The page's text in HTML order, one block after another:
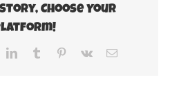
Choose Your
LinkedInTumblr Pinterest
Vk
Correo